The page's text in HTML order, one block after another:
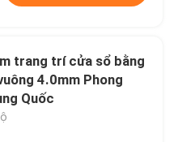
trang trí cửa sổ bằng
4.0mm Phong
Quốc